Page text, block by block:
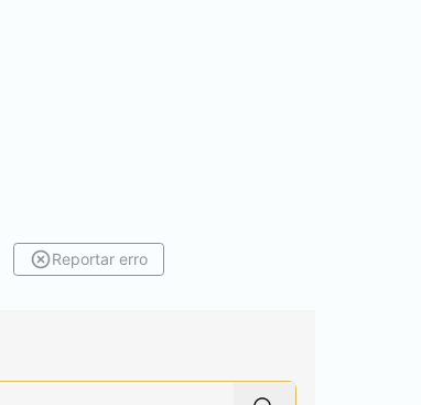
Reportar erro